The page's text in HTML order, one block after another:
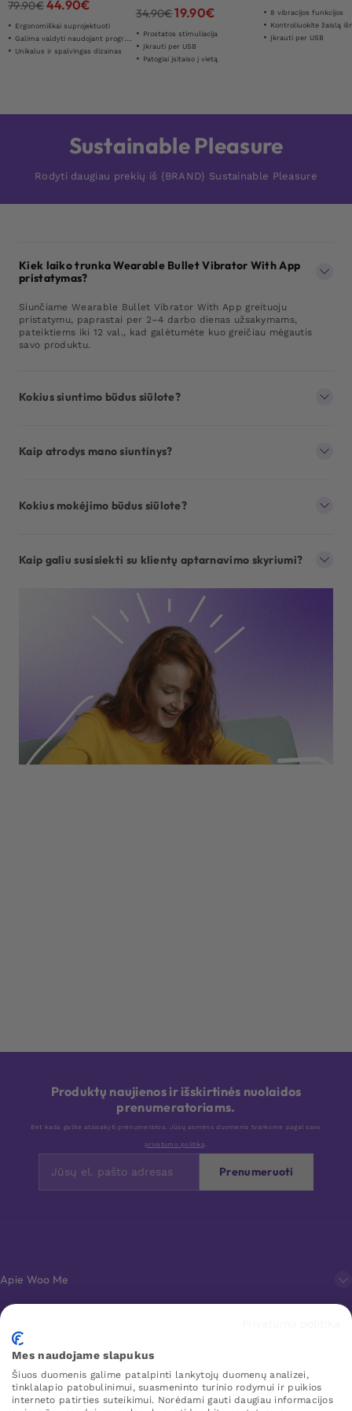
79.90€44.90€
Ergonomiškai suprojektuoti
Galima valdyti naudojant programėles funkcijas
Unikalus ir spalvingas dizainas
34.90€19.90€
Prostatos stimuliacija
Įkrauti per USB
Patogiai įsitaiso į vietą
8 vibracijos funkcijos
Kontroliuokite žaislą
Įkrauti per USB
Sustainable Pleasure
Rodyti daugiau prekių iš {BRAND} Sustainable Pleasure
Kiek laiko trunka Wearable Bullet Vibrator With App
pristatymas?
Siunčiame Wearable Bullet Vibrator With App greituoju
pristatymu, paprastai per 2–4 darbo dienas užsakymams,
pateiktiems iki 12 val., kad galėtumėte kuo greičiau mėgautis
savo produktu.
Kokius siuntimo būdus siūlote?
Kaip atrodys mano siuntinys?
Kokius mokėjimo būdus siūlote?
Kaip galiu susisiekti su klientų aptarnavimo skyriumi?
Produktų naujienos ir išskirtinės nuolaidos
prenumeratoriams.
Bet kada galite atsisakyti prenumeratos. Jūsų asmens duomenis tvarkome pagal savo
privatumo politiką
Prenumeruoti
Apie Woo Me
Klientų aptarnavimas
Mėgstamiausi
Mes naudojame slapukus
Šiuos duomenis galime patalpinti lankytojų duomenų analizei,
tinklalapio patobulinimui, suasmeninto turinio rodymui ir puikios
interneto patirties suteikimui. Norėdami gauti daugiau informacijos